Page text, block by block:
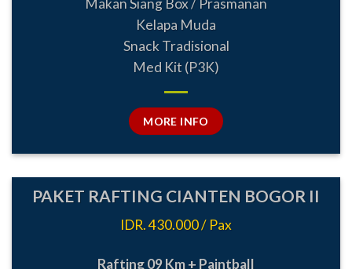
Makan Siang Box / Prasmanan
Kelapa Muda
Snack Tradisional
Med Kit (P3K)
MORE INFO
PAKET RAFTING CIANTEN BOGOR II
IDR. 430.000 / Pax
Rafting 09 Km + Paintball